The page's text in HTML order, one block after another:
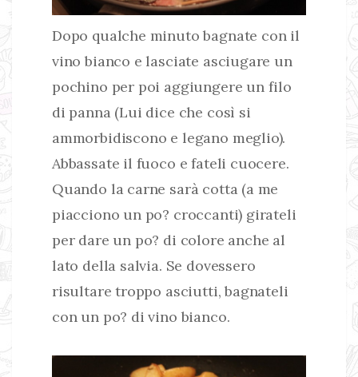
Dopo qualche minuto bagnate con il
vino bianco e lasciate asciugare un
pochino per poi aggiungere un filo
di panna (Lui dice che così si
ammorbidiscono e legano meglio).
Abbassate il fuoco e fateli cuocere.
Quando la carne sarà cotta (a me
piacciono un po? croccanti) girateli
per dare un po? di colore anche al
lato della salvia. Se dovessero
risultare troppo asciutti, bagnateli
con un po? di vino bianco.